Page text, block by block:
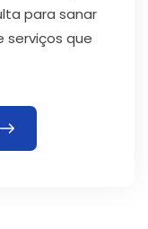
para sanar
serviços que